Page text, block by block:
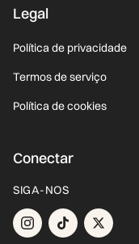
Legal
Política de privacidade
Termos de serviço
Política de cookies
Conectar
SIGA-NOS